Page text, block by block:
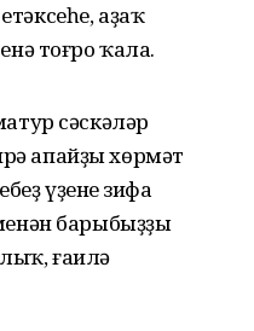
аҙаҡ
тоғро ҡала.
сәскәләр
апайҙы хөрмәт
үҙенең зифа
барыбыҙҙы
ғаилә